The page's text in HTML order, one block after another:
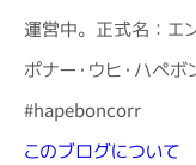
運営中。正式名：エ
ポナー・ウヒ・ハペ
#hapeboncorr
このブログについて